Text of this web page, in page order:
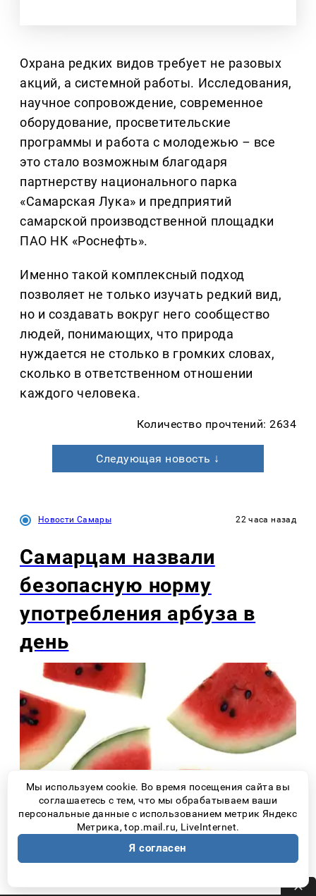
Охрана редких видов требует не разовых
акций, а системной работы. Исследования,
научное сопровождение, современное
оборудование, просветительские
программы и работа с молодежью – все
это стало возможным благодаря
партнерству национального парка
«Самарская Лука» и предприятий
самарской производственной площадки
ПАО НК «Роснефть».
Именно такой комплексный подход
позволяет не только изучать редкий вид,
но и создавать вокруг него сообщество
людей, понимающих, что природа
нуждается не столько в громких словах,
сколько в ответственном отношении
каждого человека.
Количество прочтений: 2634
Следующая новость ↓
Новости Самары 22 часа назад
Самарцам назвали
безопасную норму
употребления арбуза в
день
Мы используем cookie. Во время посещения сайта вы
соглашаетесь с тем, что мы обрабатываем ваши
персональные данные с использованием метрик Яндекс
Метрика, top.mail.ru, LiveInternet.
Я согласен